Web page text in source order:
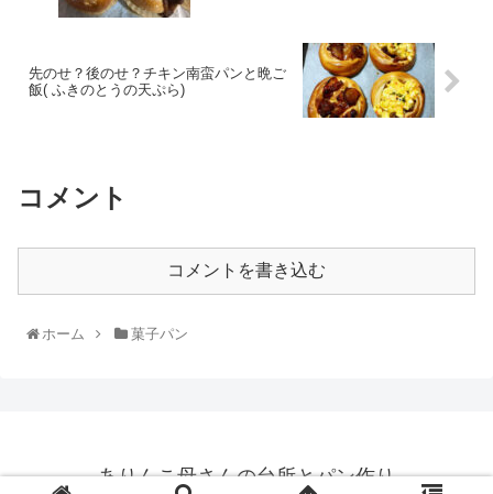
先のせ？後のせ？チキン南蛮パンと晩ご
飯( ふきのとうの天ぷら)
コメント
コメントを書き込む
ホーム 菓子パン
ありんこ母さんの台所とパン作り